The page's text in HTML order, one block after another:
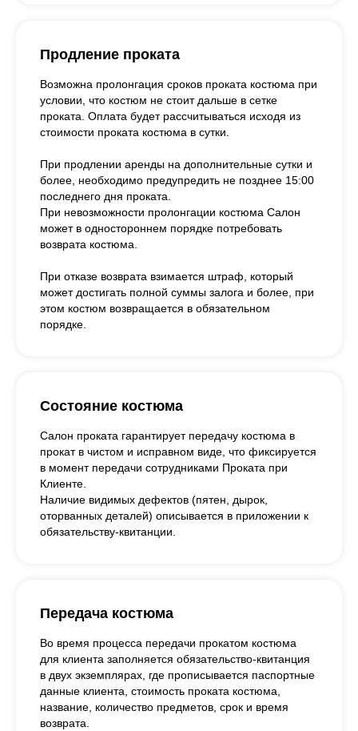
Продление проката
Возможна пролонгация сроков проката костюма при
условии, что костюм не стоит дальше в сетке
проката. Оплата будет рассчитываться исходя из
стоимости проката костюма в сутки.
При продлении аренды на дополнительные сутки и
более, необходимо предупредить не позднее 15:00
последнего дня проката.
При невозможности пролонгации костюма Салон
может в одностороннем порядке потребовать
возврата костюма.
При отказе возврата взимается штраф, который
может достигать полной суммы залога и более, при
этом костюм возвращается в обязательном
порядке.
Состояние костюма
Салон проката гарантирует передачу костюма в
прокат в чистом и исправном виде, что фиксируется
в момент передачи сотрудниками Проката при
Клиенте.
Наличие видимых дефектов (пятен, дырок,
оторванных деталей) описывается в приложении к
обязательству-квитанции.
Передача костюма
Во время процесса передачи прокатом костюма
для клиента заполняется обязательство-квитанция
в двух экземплярах, где прописывается паспортные
данные клиента, стоимость проката костюма,
название, количество предметов, срок и время
возврата.